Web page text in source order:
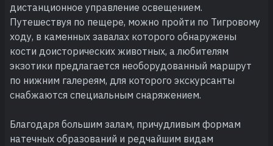
дистанционное управление освещением.
Путешествуя по пещере, можно пройти по Тигровому
ходу, в каменных завалах которого обнаружены
кости доисторических животных, а любителям
экзотики предлагается необорудованный маршрут
по нижним галереям, для которого экскурсанты
снабжаются специальным снаряжением.
Благодаря большим залам, причудливым формам
натечных образований и редчайшим видам